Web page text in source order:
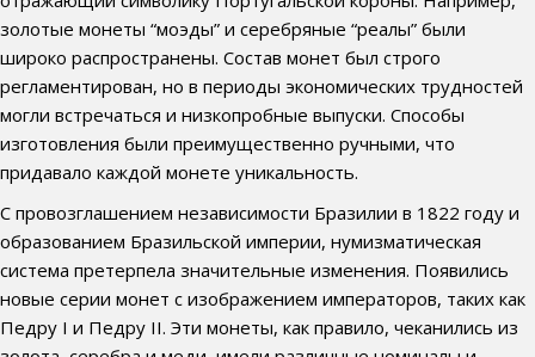
золотые монеты “моэды” и серебряные “реалы” были
широко распространены. Состав монет был строго
регламентирован, но в периоды экономических трудностей
могли встречаться и низкопробные выпуски. Способы
изготовления были преимущественно ручными, что
придавало каждой монете уникальность.
С провозглашением независимости Бразилии в 1822 году и
образованием Бразильской империи, нумизматическая
система претерпела значительные изменения. Появились
новые серии монет с изображением императоров, таких как
Педру I и Педру II. Эти монеты, как правило, чеканились из